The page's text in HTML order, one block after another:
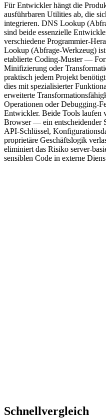
Für Entwickler hängt die
ausführbaren Utilities ab, die
integrieren. DNS Lookup
sind beide essenzielle
verschiedene Programmier-
Lookup (Abfrage-Werkzeug)
etablierte Coding-Muster —
Minifizierung oder
praktisch jedem Projekt
dies mit spezialisierter
erweiterte
Operationen oder Debugging-
Entwickler. Beide Tools laufen
Browser — ein entscheidender
API-Schlüssel,
proprietäre Geschäftslogik
eliminiert das Risiko server-
sensiblen Code in externe
Schnellvergleich